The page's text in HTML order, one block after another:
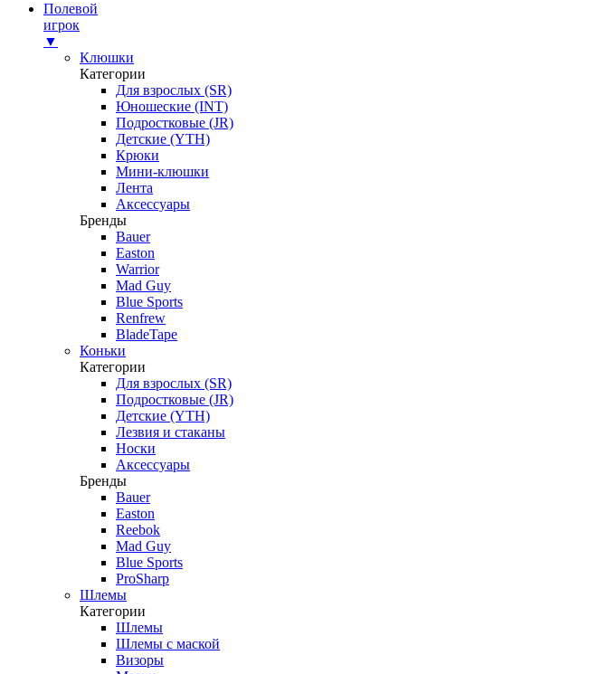
Полевой
игрок
▼
Клюшки
Категории
Для взрослых (SR)
Юношеские (INT)
Подростковые (JR)
Детские (YTH)
Крюки
Мини-клюшки
Лента
Аксессуары
Бренды
Bauer
Easton
Warrior
Mad Guy
Blue Sports
Renfrew
BladeTape
Коньки
Категории
Для взрослых (SR)
Подростковые (JR)
Детские (YTH)
Лезвия и стаканы
Носки
Аксессуары
Бренды
Bauer
Easton
Reebok
Mad Guy
Blue Sports
ProSharp
Шлемы
Категории
Шлемы
Шлемы с маской
Визоры